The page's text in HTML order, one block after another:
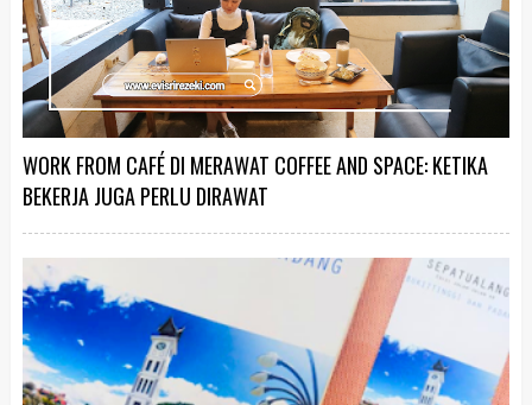
WORK FROM CAFÉ DI MERAWAT COFFEE AND SPACE: KETIKA
BEKERJA JUGA PERLU DIRAWAT